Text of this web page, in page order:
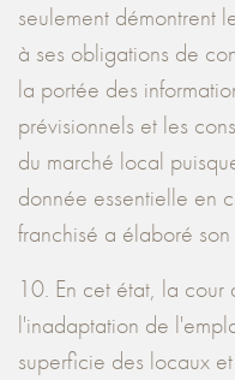
seulement démontrent
à ses obligations de
la portée des
prévisionnels et les
du marché local
donnée essentielle en
franchisé a élaboré
10. En cet état, la
l'inadaptation de
superficie des locaux